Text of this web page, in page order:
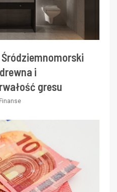
i
gresu